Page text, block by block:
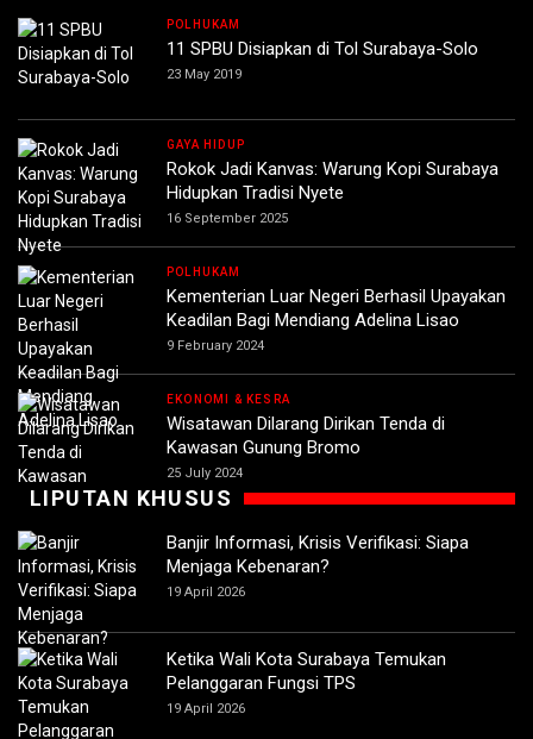
POLHUKAM
11 SPBU Disiapkan di Tol Surabaya-Solo
23 May 2019
GAYA HIDUP
Rokok Jadi Kanvas: Warung Kopi Surabaya
Hidupkan Tradisi Nyete
16 September 2025
POLHUKAM
Kementerian Luar Negeri Berhasil Upayakan
Keadilan Bagi Mendiang Adelina Lisao
9 February 2024
EKONOMI & KESRA
Wisatawan Dilarang Dirikan Tenda di
Kawasan Gunung Bromo
25 July 2024
LIPUTAN KHUSUS
Banjir Informasi, Krisis Verifikasi: Siapa
Menjaga Kebenaran?
19 April 2026
Ketika Wali Kota Surabaya Temukan
Pelanggaran Fungsi TPS
19 April 2026